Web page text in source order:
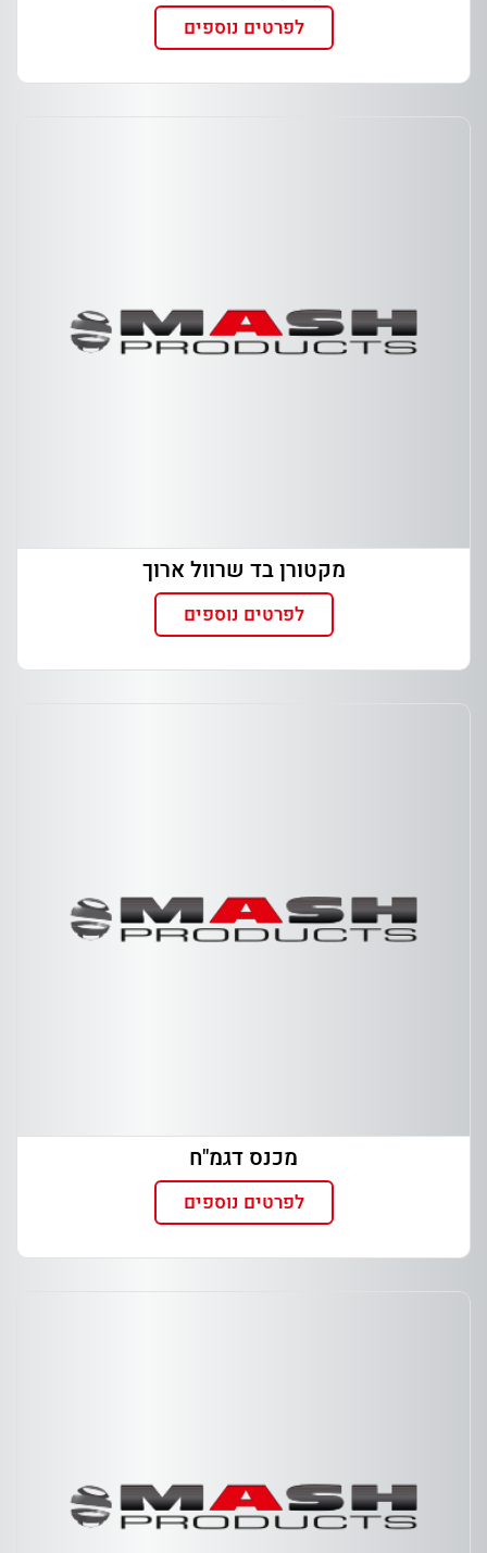
לפרטים נוספים
מקטורן בד שרוול ארוך
לפרטים נוספים
מכנס דגמ"ח
לפרטים נוספים